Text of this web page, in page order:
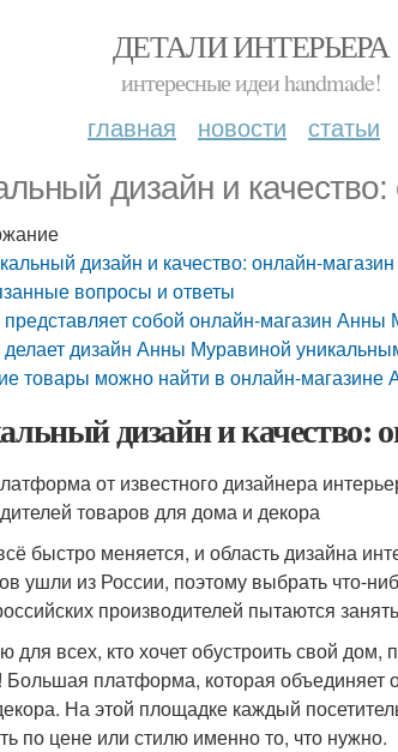
ДЕТАЛИ ИНТЕРЬЕРА
интересные идеи handmade!
главная новости статьи
дизайн и
дизайн и качество: онлайн-
вопросы и ответы
представляет собой онлайн-магазин Анны
делает дизайн Анны Муравиной
товары можно найти в онлайн-
дизайн и
от известного дизайнера
товаров для дома и декора
быстро меняется, и область дизайна
ушли из России, поэтому выбрать что-
производителей пытаются
для всех, кто хочет обустроить свой
Большая платформа, которая объединяет
На этой площадке каждый
по цене или стилю именно то, что нужно.